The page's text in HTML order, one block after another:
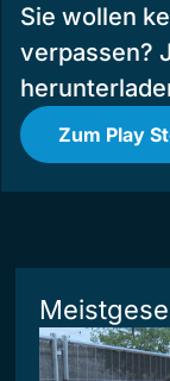
Sie wollen
verpassen?
Zum Play